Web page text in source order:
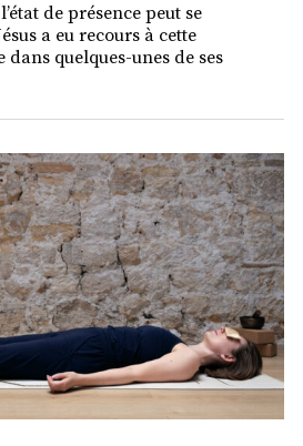
de présence peut se
a eu recours à cette
dans quelques-unes de ses